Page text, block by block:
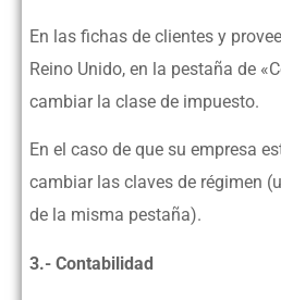
En las fichas de clientes y
Reino Unido, en la pestaña de
cambiar la clase de impuesto.
En el caso de que su empresa
cambiar las claves de régimen
de la misma pestaña).
3.- Contabilidad